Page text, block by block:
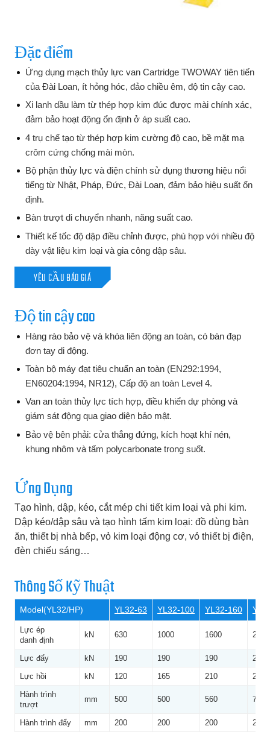
Đặc điểm
Ứng dụng mạch thủy lực van Cartridge TWOWAY tiên tiến
của Đài Loan, ít hỏng hóc, đảo chiều êm, độ tin cậy cao.
Xi lanh dầu làm từ thép hợp kim đúc được mài chính xác,
đảm bảo hoạt động ổn định ở áp suất cao.
4 trụ chế tạo từ thép hợp kim cường độ cao, bề mặt mạ
crôm cứng chống mài mòn.
Bộ phận thủy lực và điện chính sử dụng thương hiệu nổi
tiếng từ Nhật, Pháp, Đức, Đài Loan, đảm bảo hiệu suất ổn
định.
Bàn trượt di chuyển nhanh, năng suất cao.
Thiết kế tốc độ dập điều chỉnh được, phù hợp với nhiều độ
dày vật liệu kim loại và gia công dập sâu.
YÊU CẦU BÁO GIÁ
Độ tin cậy cao
Hàng rào bảo vệ và khóa liên động an toàn, có bàn đạp
đơn tay di động.
Toàn bộ máy đạt tiêu chuẩn an toàn (EN292:1994,
EN60204:1994, NR12), Cấp độ an toàn Level 4.
Van an toàn thủy lực tích hợp, điều khiển dự phòng và
giám sát động qua giao diện bảo mật.
Bảo vệ bên phải: cửa thẳng đứng, kích hoạt khí nén,
khung nhôm và tấm polycarbonate trong suốt.
Ứng Dụng
Tạo hình, dập, kéo, cắt mép chi tiết kim loại và phi kim.
Dập kéo/dập sâu và tạo hình tấm kim loại: đồ dùng bàn
ăn, thiết bị nhà bếp, vỏ kim loại động cơ, vỏ thiết bị điện,
đèn chiếu sáng…
Thông Số Kỹ Thuật
Model(YL32/HP) YL32-63 YL32-100 YL32-160
Lực ép
danh định
kN 630 1000 1600 2000
Lực đẩy kN 190 190 190
280
Lực hồi
kN 120 165 210
240
Hành trình
trượt
mm 500 500 560 710
Hành trình đẩy mm 200 200 200
200